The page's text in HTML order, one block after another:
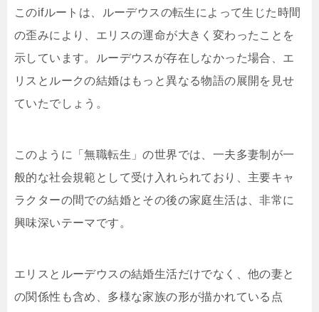
このifルートは、ルーデウスの転生によって生じた時間
の歪みにより、エリスの運命が大きく変わったことを
示しています。ルーデウスが存在しなかった場合、エ
リスとルークの結婚はもっと異なる物語の展開を見せ
ていたでしょう。
このように「無職転生」の世界では、一夫多妻制が一
般的な社会規範として受け入れられており、主要キャ
ラクターの間での結婚とその後の家庭生活は、非常に
興味深いテーマです。
エリスとルーデウスの結婚生活だけでなく、他の妻と
の関係性も含め、多様な家族の形が描かれている点